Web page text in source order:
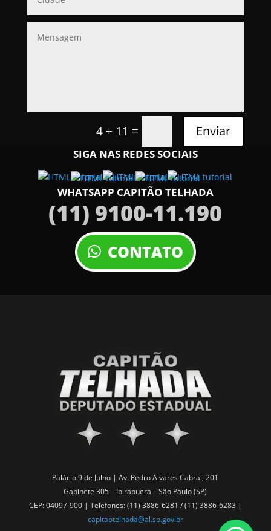
4 + 11 = Enviar
SIGA NAS REDES SOCIAIS
WHATSAPP CAPITÃO TELHADA
(11) 9100-11.190
CONTATO
Palácio 9 de Julho | Av. Pedro Alvares Cabral, 201
Gabinete 305 – Ibirapuera – São Paulo (SP)
CEP: 04097-900 | Telefones: (11) 3886-6281 / (11) 3886-6283 |
capitaotelhada@al.sp.gov.br